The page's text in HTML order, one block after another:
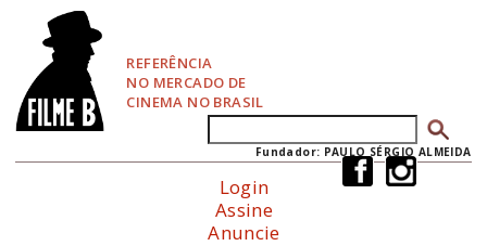
REFERÊNCIA
NO MERCADO DE
CINEMA NO BRASIL
Formulário de busca
Fundador: PAULO SÉRGIO ALMEIDA
Login
Assine
Anuncie